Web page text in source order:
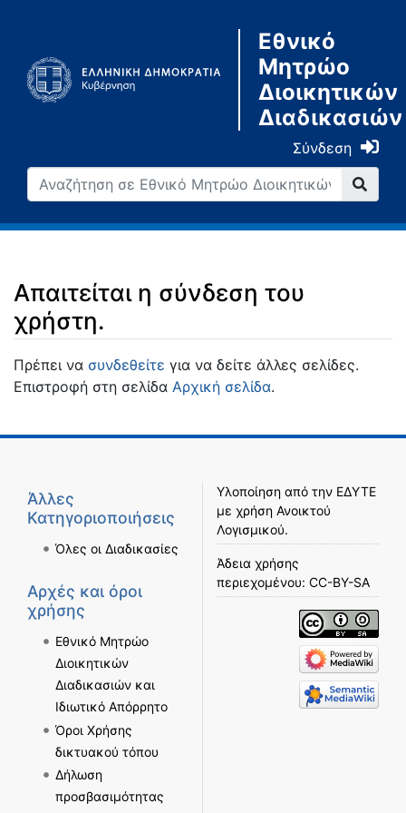
Εθνικό
Μητρώο
Διοικητικών
Διαδικασιών
Σύνδεση
Απαιτείται η σύνδεση του
χρήστη.
Μετάβαση σε:πλοήγηση,αναζήτηση
Πρέπει να συνδεθείτε για να δείτε άλλες σελίδες.
Επιστροφή στη σελίδα Αρχική σελίδα.
Άλλες
Κατηγοριοποιήσεις
Όλες οι Διαδικασίες
Αρχές και όροι
χρήσης
Εθνικό Μητρώο
Διοικητικών
Διαδικασιών και
Ιδιωτικό Απόρρητο
Όροι Χρήσης
δικτυακού τόπου
Δήλωση
προσβασιμότητας
Υλοποίηση από την ΕΔΥΤΕ
με χρήση Ανοικτού
Λογισμικού.
Άδεια χρήσης
περιεχομένου: CC-BY-SA